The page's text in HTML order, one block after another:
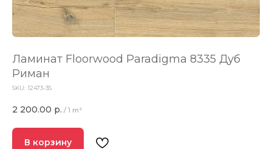
Ламинат Floorwood Paradigma 8335 Дуб
Риман
SKU: 12473-35
2 200.00 р. / 1 m²
В корзину